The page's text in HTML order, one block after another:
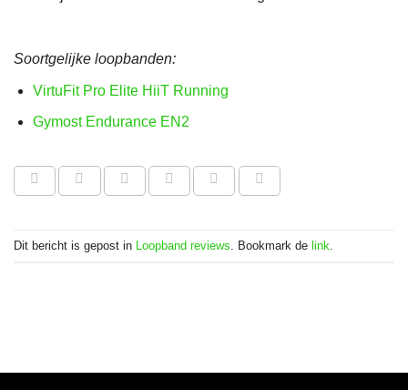
Soortgelijke loopbanden:
VirtuFit Pro Elite HiiT Running
Gymost Endurance EN2
Dit bericht is gepost in Loopband reviews . Bookmark de link